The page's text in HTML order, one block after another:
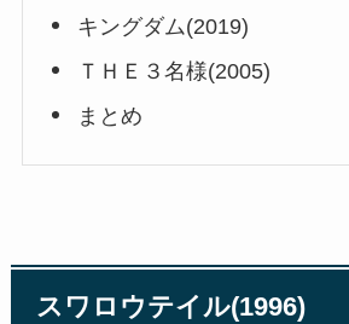
キングダム(2019)
ＴＨＥ３名様(2005)
まとめ
スワロウテイル(1996)